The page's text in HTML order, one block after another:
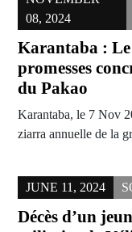
08, 2024
Karantaba : Le
promesses
du Pakao
Karantaba, le 7 Nov
ziarra annuelle de la
JUNE 11, 2024
Décès d’un